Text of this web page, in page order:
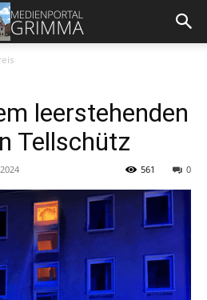
leerstehenden
Tellschütz
0
561